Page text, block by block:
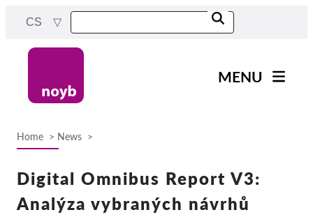
content
CS
MENU
Projekty
orgánů
Home News
Digital Omnibus Report V3:
Analýza vybraných návrhů